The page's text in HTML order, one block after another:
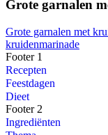
Grote garnalen
Grote garnalen met
kruidenmarinade
Footer 1
Recepten
Feestdagen
Dieet
Footer 2
Ingrediënten